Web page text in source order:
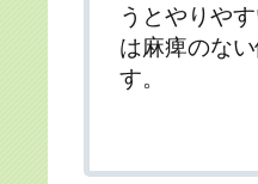
うとやりや
は麻痺のな
す。